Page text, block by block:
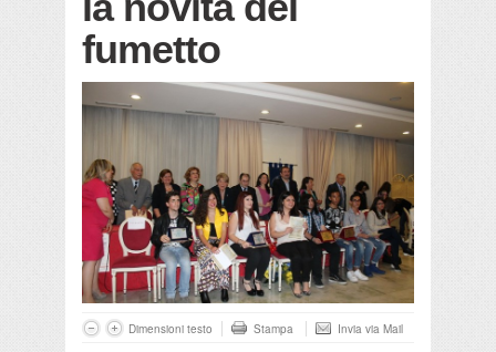
fumetto
Dimensioni testo Stampa Invia via Mail